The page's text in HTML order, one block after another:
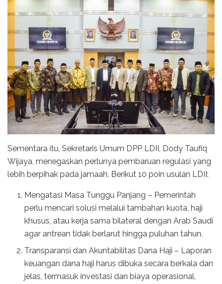
Sementara itu, Sekretaris Umum DPP LDII, Dody Taufiq
Wijaya, menegaskan perlunya pembaruan regulasi yang
lebih berpihak pada jamaah. Berikut 10 poin usulan LDII:
Mengatasi Masa Tunggu Panjang – Pemerintah
perlu mencari solusi melalui tambahan kuota, haji
khusus, atau kerja sama bilateral dengan Arab Saudi
agar antrean tidak berlarut hingga puluhan tahun.
Transparansi dan Akuntabilitas Dana Haji – Laporan
keuangan dana haji harus dibuka secara berkala dan
jelas, termasuk investasi dan biaya operasional,